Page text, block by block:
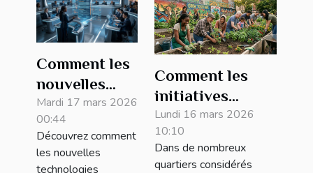
Comment les
nouvelles
technologies
influencent-
elles le droit
des contrats
Mardi 17 mars 2026
00:44
Découvrez comment
les nouvelles
technologies
Comment les
initiatives
communautaires
peuvent
améliorer les
Lundi 16 mars 2026
10:10
Dans de nombreux
quartiers considérés